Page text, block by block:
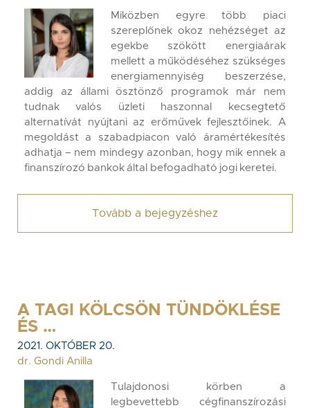
Miközben egyre több piaci
szereplőnek okoz nehézséget az
egekbe szökött energiaárak
mellett a működéséhez szükséges
energiamennyiség beszerzése,
addig az állami ösztönző programok már nem
tudnak valós üzleti haszonnal kecsegtető
alternatívát nyújtani az erőművek fejlesztőinek. A
megoldást a szabadpiacon való áramértékesítés
adhatja – nem mindegy azonban, hogy mik ennek a
finanszírozó bankok által befogadható jogi keretei.
Tovább a bejegyzéshez
A TAGI KÖLCSÖN TÜNDÖKLÉSE
ÉS …
2021. OKTÓBER 20.
dr. Gondi Anilla
Tulajdonosi körben a
legbevettebb cégfinanszírozási